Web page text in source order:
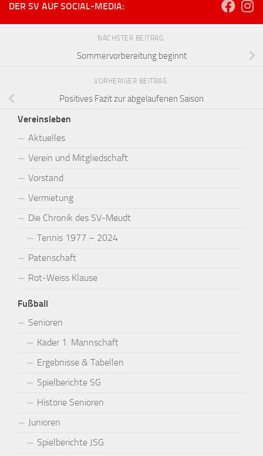
DER SV AUF SOCIAL-MEDIA:
NÄCHSTER BEITRAG
Sommervorbereitung beginnt
VORHERIGER BEITRAG
Positives Fazit zur abgelaufenen Saison
Vereinsleben
Aktuelles
Verein und Mitgliedschaft
Vorstand
Vermietung
Die Chronik des SV-Meudt
Tennis 1977 – 2024
Patenschaft
Rot-Weiss Klause
Fußball
Senioren
Kader 1. Mannschaft
Ergebnisse & Tabellen
Spielberichte SG
Historie Senioren
Junioren
Spielberichte JSG